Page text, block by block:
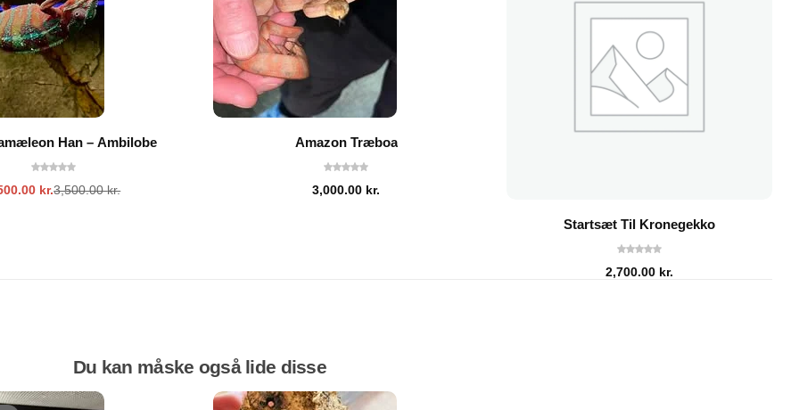
Han – Ambilobe
3,500.00kr.
kr.
Amazon Træboa
3,000.00 kr.
Startsæt Til Kronegekko
2,700.00 kr.
Du kan måske også lide disse